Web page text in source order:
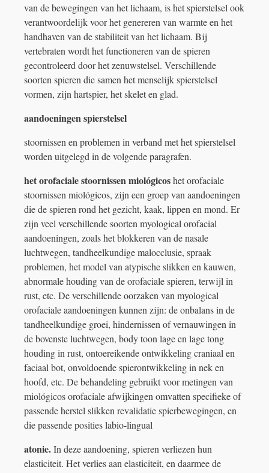
van de bewegingen van het lichaam, is het spierstelsel ook
verantwoordelijk voor het genereren van warmte en het
handhaven van de stabiliteit van het lichaam. Bij
vertebraten wordt het functioneren van de spieren
gecontroleerd door het zenuwstelsel. Verschillende
soorten spieren die samen het menselijk spierstelsel
vormen, zijn hartspier, het skelet en glad.
aandoeningen spierstelsel
stoornissen en problemen in verband met het spierstelsel
worden uitgelegd in de volgende paragrafen.
het orofaciale stoornissen miológicoshet orofaciale
stoornissen miológicos, zijn een groep van aandoeningen
die de spieren rond het gezicht, kaak, lippen en mond. Er
zijn veel verschillende soorten myological orofacial
aandoeningen, zoals het blokkeren van de nasale
luchtwegen, tandheelkundige malocclusie, spraak
problemen, het model van atypische slikken en kauwen,
abnormale houding van de orofaciale spieren, terwijl in
rust, etc. De verschillende oorzaken van myological
orofaciale aandoeningen kunnen zijn: de onbalans in de
tandheelkundige groei, hindernissen of vernauwingen in
de bovenste luchtwegen, body toon lage en lage tong
houding in rust, ontoereikende ontwikkeling craniaal en
faciaal bot, onvoldoende spierontwikkeling in nek en
hoofd, etc. De behandeling gebruikt voor metingen van
miológicos orofaciale afwijkingen omvatten specifieke of
passende herstel slikken revalidatie spierbewegingen, en
die passende posities labio-lingual
atonie.In deze aandoening, spieren verliezen hun
elasticiteit. Het verlies aan elasticiteit, en daarmee de